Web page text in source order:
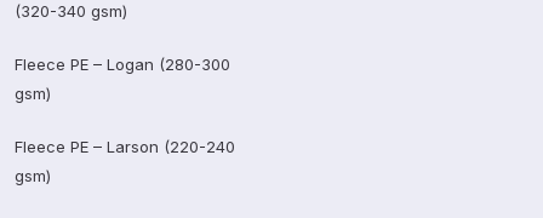
(320-340 gsm)
Fleece PE – Logan (280-300
gsm)
Fleece PE – Larson (220-240
gsm)